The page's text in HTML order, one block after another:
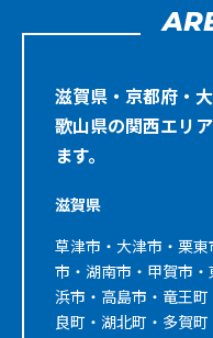
滋賀県・京都府・
歌山県の関西エリ
ます。
滋賀県
草津市・大津市・栗
市・湖南市・甲賀市
浜市・高島市・竜王
良町・湖北町・多賀